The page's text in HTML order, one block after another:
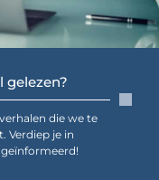
gelezen?
die we te
Verdiep je in